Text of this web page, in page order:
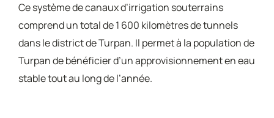
Ce système de canaux d’irrigation souterrains
comprend un total de 1 600 kilomètres de tunnels
dans le district de Turpan. Il permet à la population de
Turpan de bénéficier d’un approvisionnement en eau
stable tout au long de l’année.